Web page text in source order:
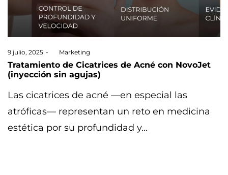
Posted
on
9 julio, 2025 Marketing
Tratamiento de Cicatrices de Acné con NovoJet
(inyección sin agujas)
Las cicatrices de acné —en especial las
atróficas— representan un reto en medicina
estética por su profundidad y…